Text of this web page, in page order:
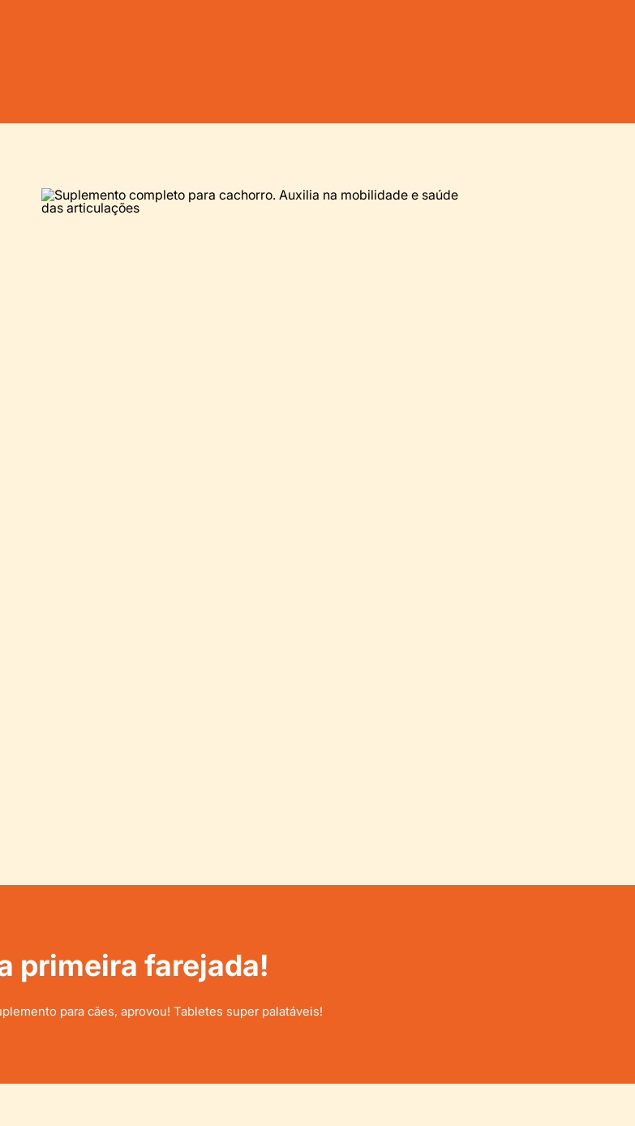
primeira farejada!
para cães, aprovou! Tabletes super palatáveis!